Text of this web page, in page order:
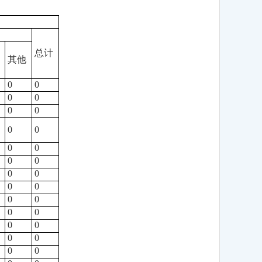
总计
其他
0
0
0
0
0
0
0
0
0
0
0
0
0
0
0
0
0
0
0
0
0
0
0
0
0
0